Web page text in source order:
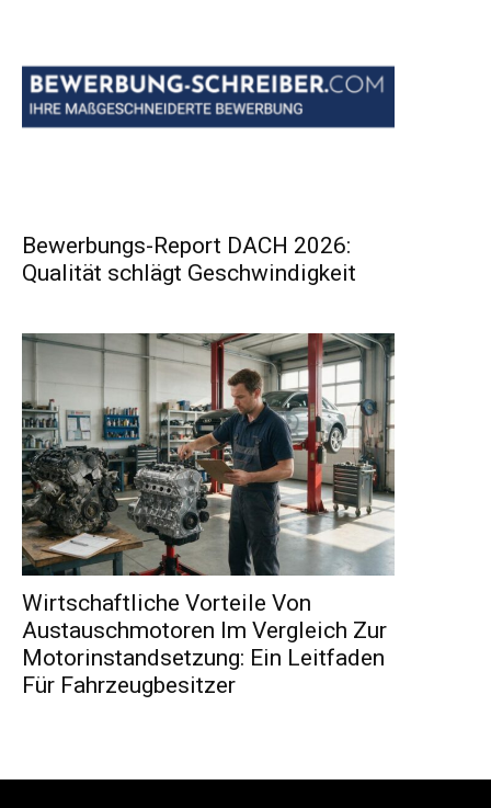
Bewerbungs-Report DACH 2026:
Qualität schlägt Geschwindigkeit
Wirtschaftliche Vorteile Von
Austauschmotoren Im Vergleich Zur
Motorinstandsetzung: Ein Leitfaden
Für Fahrzeugbesitzer